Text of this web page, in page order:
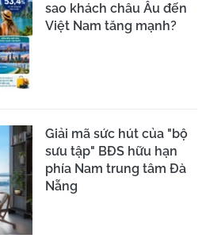
sao khách châu Âu đến
Việt Nam tăng mạnh?
Giải mã sức hút của "bộ
sưu tập" BĐS hữu hạn
phía Nam trung tâm Đà
Nẵng